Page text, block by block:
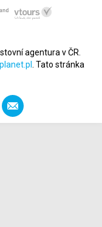
agentura v ČR.
. Tato stránka
Napište
nám